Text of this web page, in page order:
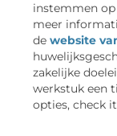
instemmen
meer
de website
zakelijke
werkstuk een
opties, check